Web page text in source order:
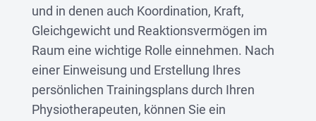
und in denen auch Koordination, Kraft,
Gleichgewicht und Reaktionsvermögen im
Raum eine wichtige Rolle einnehmen. Nach
einer Einweisung und Erstellung Ihres
persönlichen Trainingsplans durch Ihren
Physiotherapeuten, können Sie ein